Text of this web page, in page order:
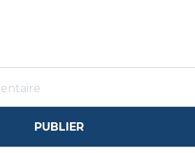
PUBLIER